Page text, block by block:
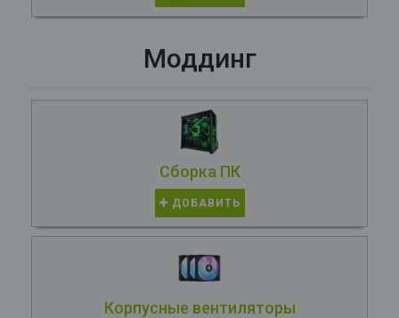
Моддинг
Сборка ПК
ДОБАВИТЬ
Корпусные вентиляторы